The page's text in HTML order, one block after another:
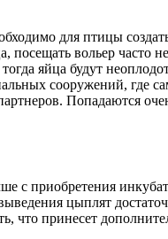
для птицы
посещать вольер часто
яйца будут
сооружений, где
Попадаются
приобретения
цыплят
что принесет